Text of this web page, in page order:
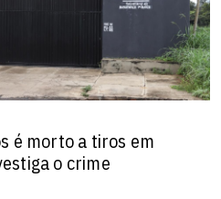
é morto a tiros em
o crime